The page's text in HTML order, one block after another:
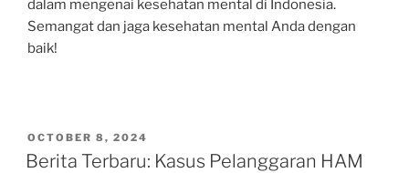
dalam mengenai kesehatan mental di Indonesia.
Semangat dan jaga kesehatan mental Anda dengan
baik!
POSTED
ON
OCTOBER 8, 2024
Berita Terbaru: Kasus Pelanggaran HAM